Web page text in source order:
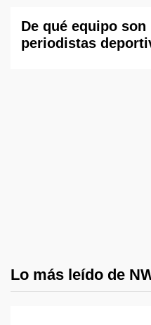
De qué equipo
periodistas
Lo más leído de